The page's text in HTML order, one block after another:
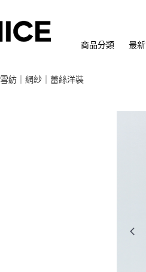
商品分類 最
雪紡｜網紗｜蕾絲洋裝